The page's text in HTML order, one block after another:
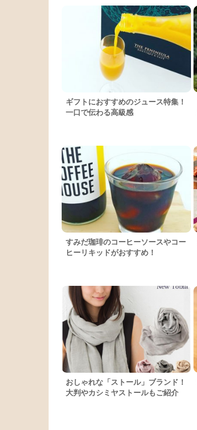
ギフトにおすすめのジュース特集！
一口で伝わる高級感
すみだ珈琲のコーヒーソースやコー
ヒーリキッドがおすすめ！
おしゃれな「ストール」ブランド！
大判やカシミヤストールもご紹介